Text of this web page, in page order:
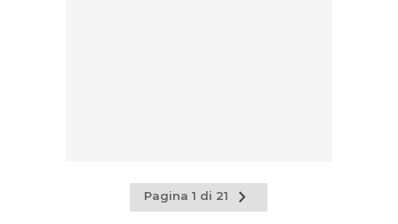
Pagina 1 di 21
Pagina
successiva